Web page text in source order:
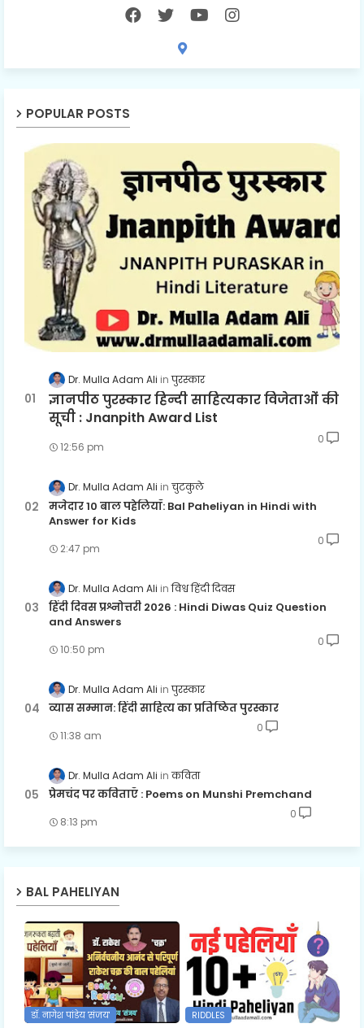
POPULAR POSTS
Dr. Mulla Adam Ali पुरस्कार
ज्ञानपीठ पुरस्कार हिन्दी साहित्यकार विजेताओं की
सूची : Jnanpith Award List
12:56 pm
0
Dr. Mulla Adam Ali चुटकुले
मजेदार 10 बाल पहेलियाँ: Bal Paheliyan in Hindi with
Answer for Kids
2:47 pm
0
Dr. Mulla Adam Ali विश्व हिंदी दिवस
हिंदी दिवस प्रश्नोत्तरी 2026 : Hindi Diwas Quiz Question
and Answers
10:50 pm
0
Dr. Mulla Adam Ali पुरस्कार
व्यास सम्मान: हिंदी साहित्य का प्रतिष्ठित पुरस्कार
11:38 am
0
Dr. Mulla Adam Ali कविता
प्रेमचंद पर कविताएँ : Poems on Munshi Premchand
8:13 pm
0
BAL PAHELIYAN
डॉ. नागेश पांडेय 'संजय' RIDDLES